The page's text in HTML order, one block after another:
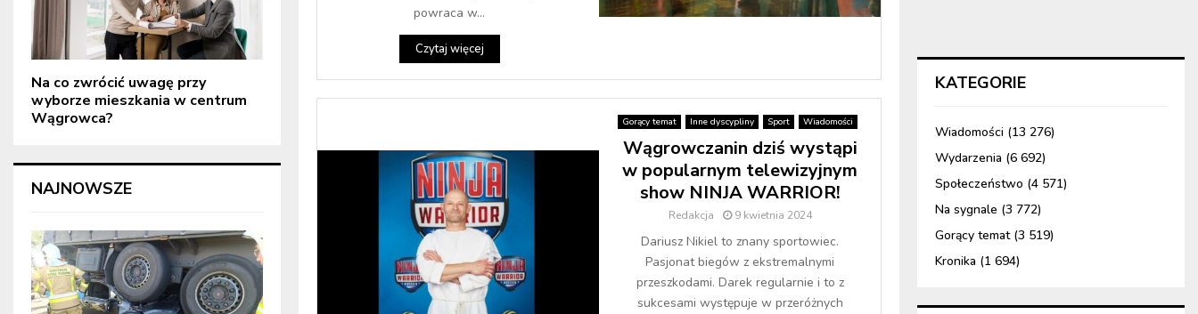
powraca w...
Czytaj więcej
Gorący temat Inne dyscypliny Sport Wiadomości
Wągrowczanin dziś wystąpi
w popularnym telewizyjnym
show NINJA WARRIOR!
Redakcja 9 kwietnia 2024
Dariusz Nikiel to znany sportowiec.
Pasjonat biegów z ekstremalnymi
przeszkodami. Darek regularnie i to z
sukcesami występuje w przeróżnych
Na co zwrócić uwagę przy
wyborze mieszkania w centrum
Wągrowca?
NAJNOWSZE
KATEGORIE
Wiadomości (13 276)
Wydarzenia (6 692)
Społeczeństwo (4 571)
Na sygnale (3 772)
Gorący temat(3 519)
Kronika (1 694)